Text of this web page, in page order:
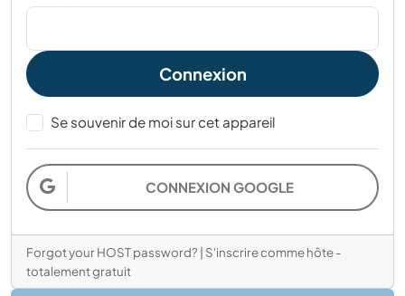
Connexion
Se souvenir de moi sur cet appareil
CONNEXION GOOGLE
Forgot your HOST password? | S'inscrire comme hôte -
totalement gratuit